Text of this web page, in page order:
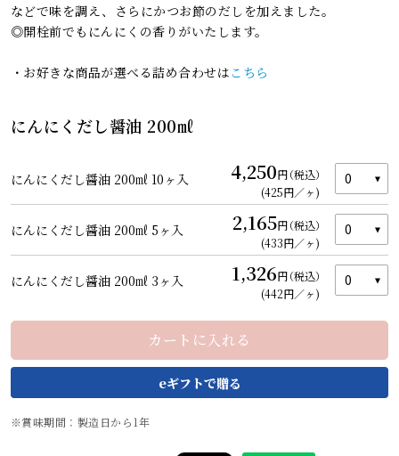
などで味を調え、さらにかつお節のだしを加えました。
◎開栓前でもにんにくの香りがいたします。
・お好きな商品が選べる詰め合わせは こちら
にんにくだし醤油 200㎖
にんにくだし醤油 200㎖ 10ヶ入 4,250円（税込）
(425円／ヶ)
にんにくだし醤油 200㎖ 5ヶ入 2,165円（税込）
(433円／ヶ)
にんにくだし醤油 200㎖ 3ヶ入 1,326円（税込）
(442円／ヶ)
カートに入れる
カートを見る
賞味期間：製造日から1年